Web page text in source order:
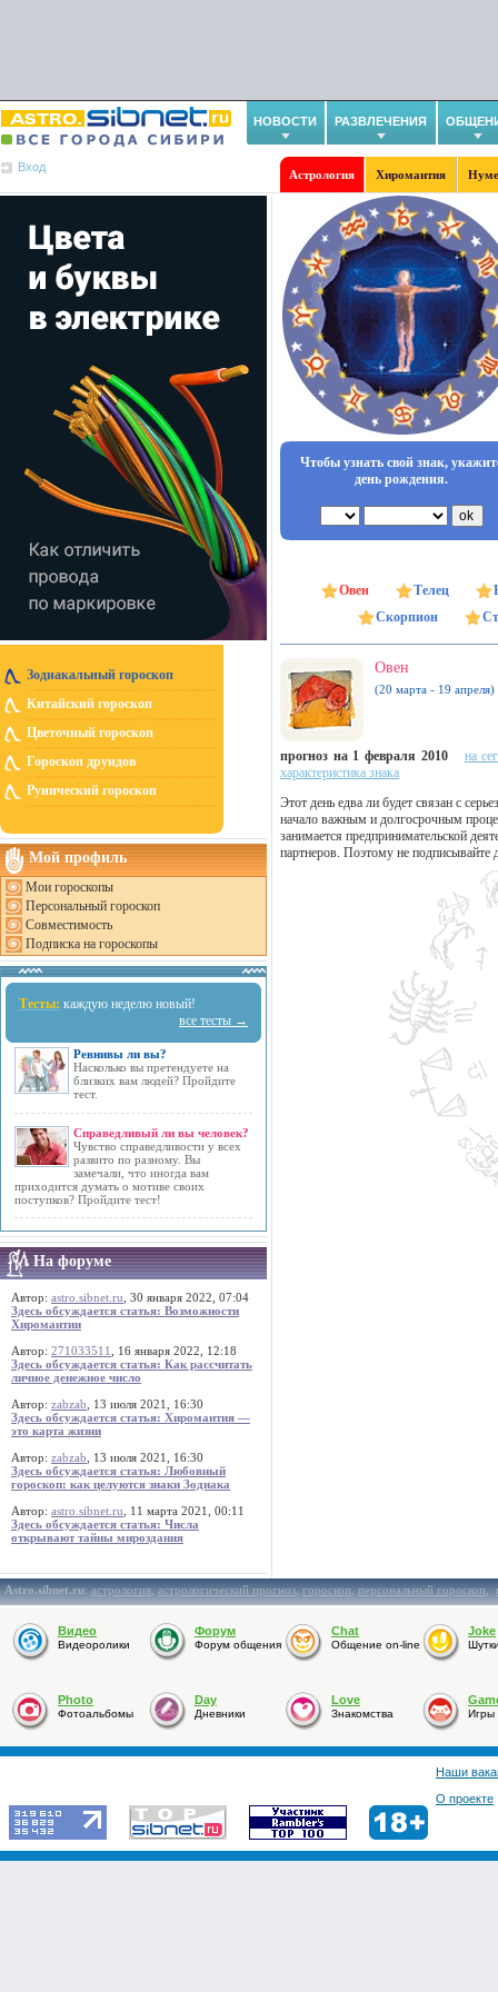
НОВОСТИ РАЗВЛЕЧЕНИЯ
Вход
Астрология Хиромантия
Зодиакальный гороскоп
Китайский гороскоп
Цветочный гороскоп
Гороскоп друидов
Рунический гороскоп
Мой профиль
Мои гороскопы
Персональный гороскоп
Совместимость
Подписка на гороскопы
Тесты: каждую неделю новый!
все тесты →
Ревнивы ли вы?
Насколько вы претендуете на
близких вам людей? Пройдите
тест.
Справедливый ли вы человек?
Чувство справедливости у всех
развито по разному. Вы
замечали, что иногда вам
приходится думать о мотиве своих
поступков? Пройдите тест!
На форуме
Автор: astro.sibnet.ru , 30 января 2022, 07:04
Здесь обсуждается статья: Возможности
Хиромантии
Автор: 271033511
, 16 января 2022, 12:18
Здесь обсуждается статья: Как рассчитать
личное денежное число
Автор: zabzab , 13 июля 2021, 16:30
Здесь обсуждается статья: Хиромантия —
это карта жизни
Автор: zabzab , 13 июля 2021, 16:30
Здесь обсуждается статья: Любовный
гороскоп: как целуются знаки Зодиака
Автор: astro.sibnet.ru , 11 марта 2021, 00:11
Здесь обсуждается статья: Числа
открывают тайны мироздания
Чтобы узнать свой знак,
день рождения.
Овен Телец
Скорпион
Овен
(20 марта - 19 апреля)
прогноз на 1 февраля 2010
на
характеристика знака
Этот день едва ли будет связан с
начало важным и долгосрочным
занимается предпринимательской
партнеров. Поэтому не подписывайте
Astro.sibnet.ru:астрология,астрологический прогноз,гороскоп,персональный гороскоп,
Видео
Видеоролики
Форум
Форум общения
Chat
Общение on-line
Joke
Photo
Фотоальбомы
Day
Дневники
Love
Знакомства Игры
Наши
О проекте